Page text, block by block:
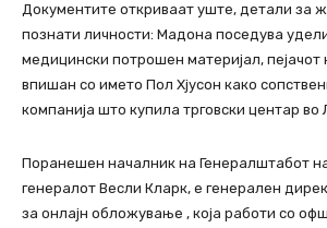
Документите откриваат уште, детали за
познати личности: Мадона поседува
медицински потрошен материјал, пејачот
впишан со името Пол Хјусон како
компанија што купила трговски центар во
Поранешен началник на Генералштабот
генералот Весли Кларк, е генерален
за онлајн обложување , која работи со